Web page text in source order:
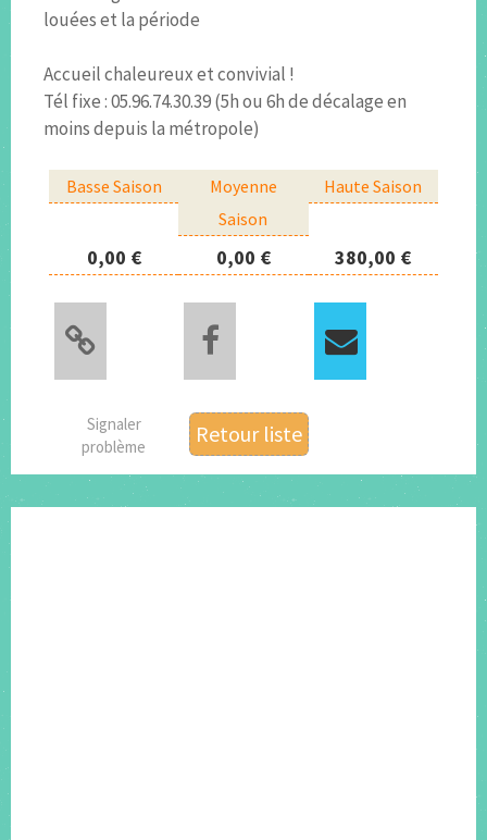
louées et la période
Accueil chaleureux et convivial !
Tél fixe : 05.96.74.30.39 (5h ou 6h de décalage en
moins depuis la métropole)
Basse Saison
Moyenne
Saison
Haute Saison
0,00 € 0,00 € 380,00 €
Signaler
problème
Retour liste